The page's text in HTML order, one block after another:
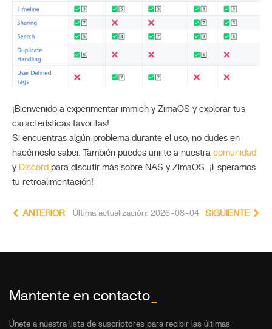
¡Bienvenido a experimentar immich y ZimaOS y explorar tus
características favoritas!
Si encuentras algún problema durante el uso, no dudes en
hacérnoslo saber. También puedes unirte a nuestra comunidad
y Discord para discutir más sobre NAS y ZimaOS. ¡Esperamos
tu retroalimentación!
Última actualización: 2026-08-04
ANTERIOR SIGUIENTE
Mantente en contacto
Únete a nuestra lista de suscriptores para recibir las últimas